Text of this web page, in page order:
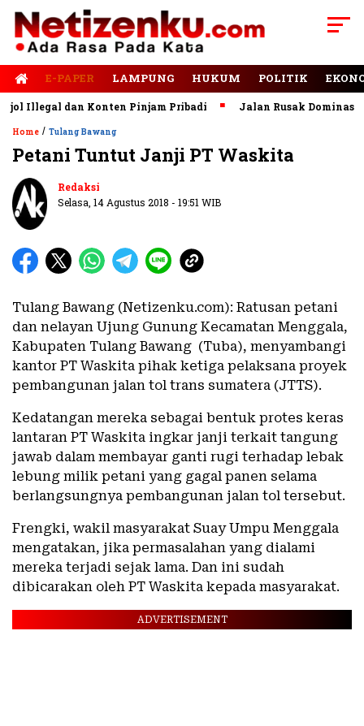
E-PAPER LAMPUNG HUKUM POLITIK
Illegal dan Konten Pinjam Pribadi Jalan Rusak Dominasi
Home / Tulang Bawang
Petani Tuntut Janji PT Waskita
Redaksi
Selasa, 14 Agustus 2018 - 19:51 WIB
Tulang Bawang (Netizenku.com): Ratusan petani
dan nelayan Ujung Gunung Kecamatan Menggala,
Kabupaten Tulang Bawang (Tuba), menyambangi
kantor PT Waskita pihak ketiga pelaksana proyek
pembangunan jalan tol trans sumatera (JTTS).
Kedatangan mereka sebagai bentuk protes keras
lantaran PT Waskita ingkar janji terkait tangung
jawab dalam membayar ganti rugi terhadap lebak
lebung milik petani yang gagal panen selama
berlangsungnya pembangunan jalan tol tersebut.
Frengki, wakil masyarakat Suay Umpu Menggala
mengatakan, jika permasalahan yang dialami
mereka terjadi sejak lama. Dan ini sudah
dibicarakan oleh PT Waskita kepada masyarakat.
ADVERTISEMENT